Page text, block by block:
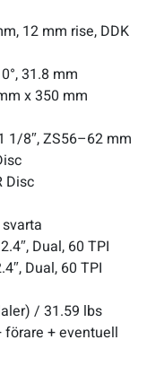
12 mm rise, DDK
31.8 mm
x 350 mm
1/8″, ZS56–62 mm
Disc
Dual, 60 TPI
Dual, 60 TPI
/ 31.59 lbs
+ eventuell